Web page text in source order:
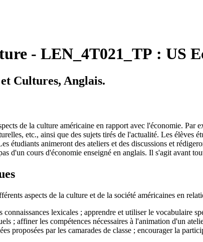
- LEN_4T021_TP : US
Cultures, Anglais.
de la culture américaine en rapport avec l'économie.
etc., ainsi que des sujets tirés de l'actualité. Les élèves
étudiants animeront des ateliers et des discussions et
d'un cours d'économie enseigné en anglais. Il s'agit avant
aspects de la culture et de la société américaines en
lexicales ; apprendre et utiliser le vocabulaire
; affiner les compétences nécessaires à l'animation d'un
proposées par les camarades de classe ; encourager la